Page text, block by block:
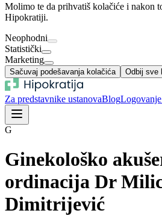
Molimo te da prihvatiš kolačiće i nakon
Hipokratiji.
Neophodni
Statistički
Marketing
Sačuvaj podešavanja kolačića Odbij sve
Za predstavnike ustanovaBlog
G
Ginekološko
ordinacija Dr
Dimitrijević